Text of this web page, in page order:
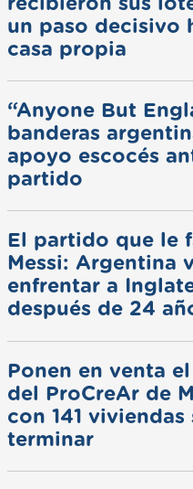
un paso decisivo
casa propia
“Anyone But
banderas
apoyo escocés
partido
El partido que le
Messi: Argentina
enfrentar a
después de 24
Ponen en venta
del ProCreAr de
con 141 viviendas
terminar